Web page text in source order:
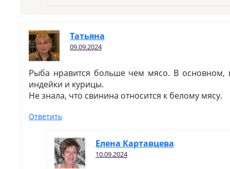
Татьяна
09.09.2024
Рыба нравится больше чем мясо. В основном,
индейки и курицы.
Не знала, что свинина относится к белому мясу.
Ответить
Елена Картавцева
10.09.2024